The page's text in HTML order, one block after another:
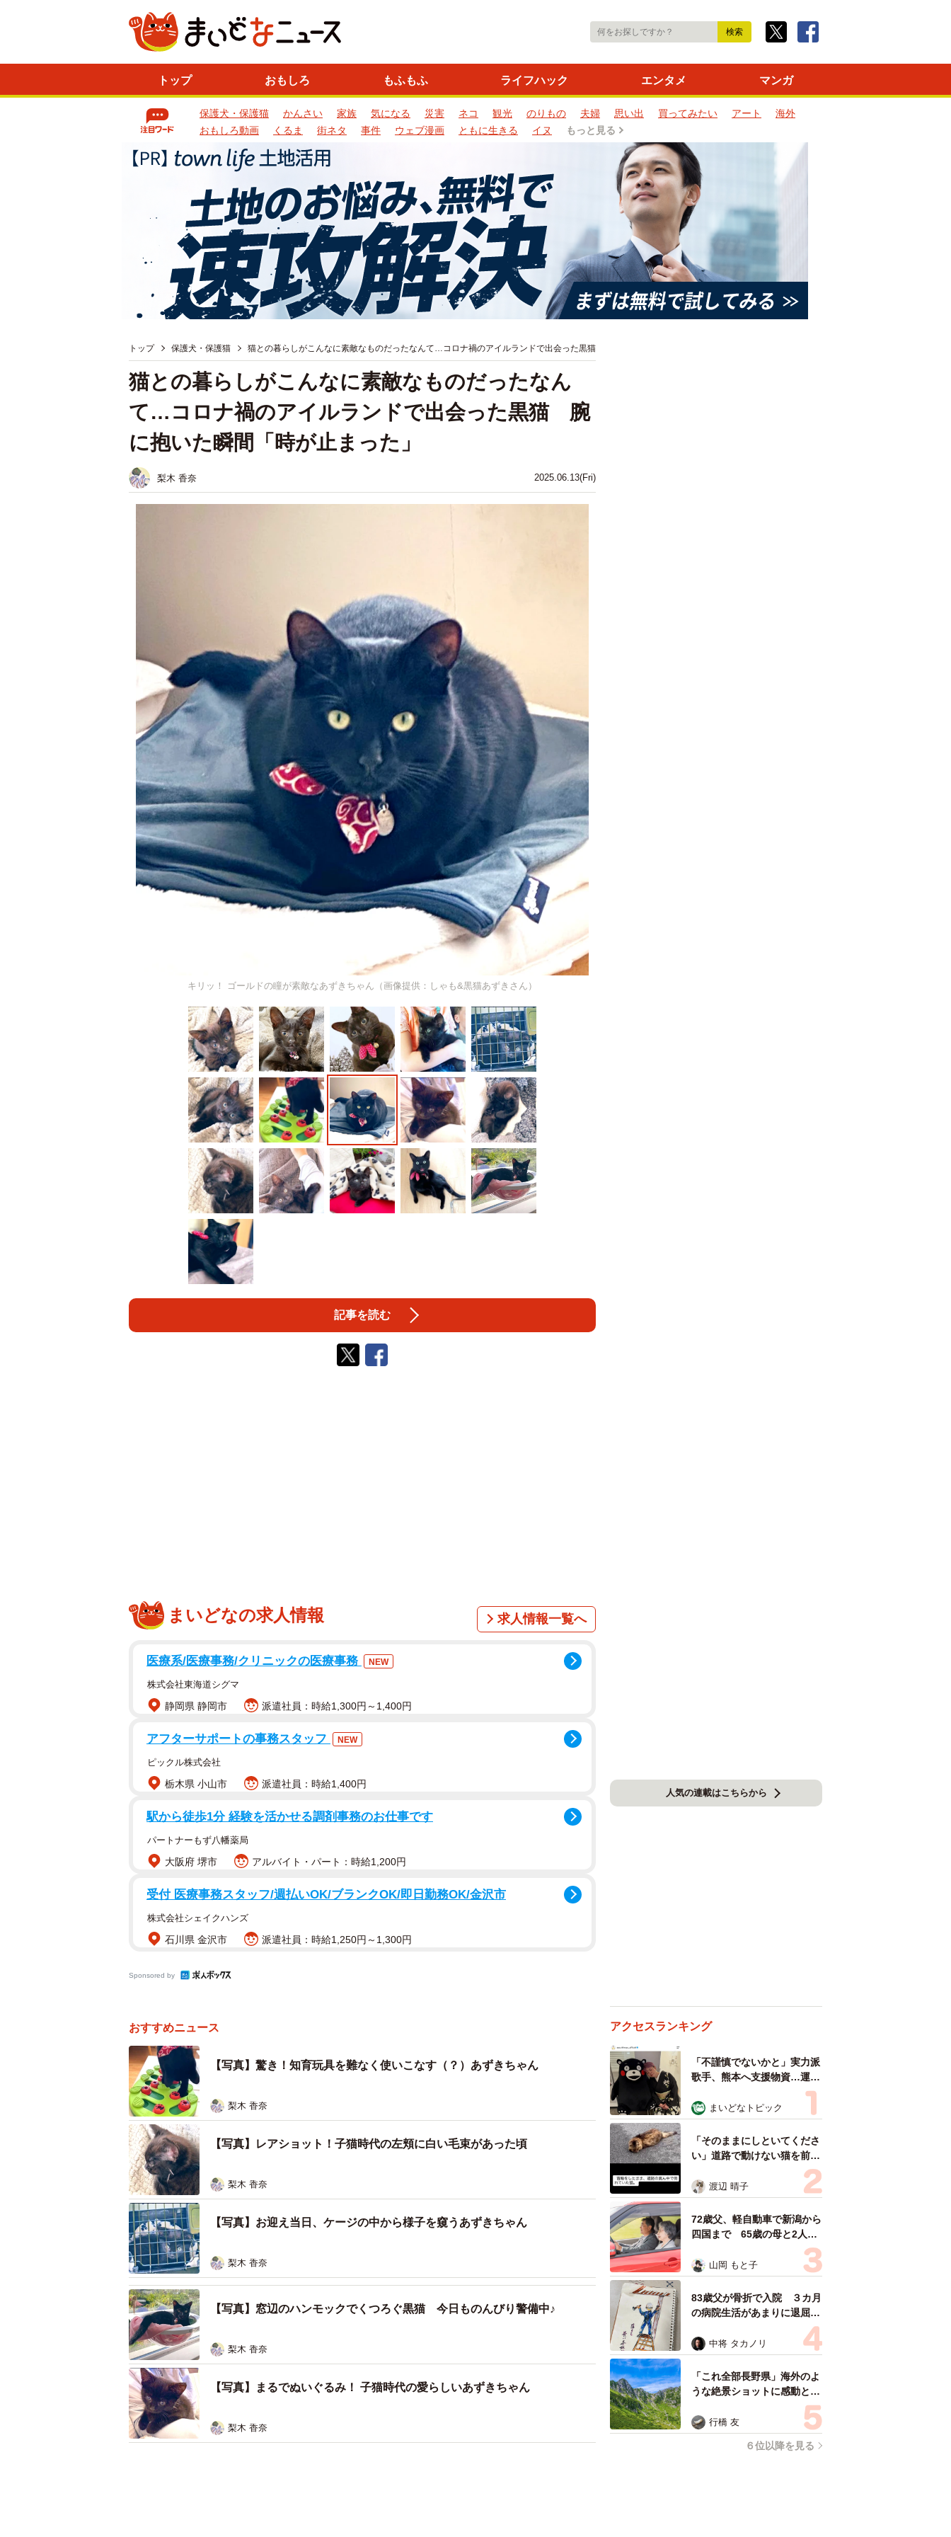
トップ おもしろ もふもふ ライフハック エンタメ マンガ
保護犬・保護猫 かんさい 家族 気になる 災害 ネコ 観光 のりもの 夫婦 思い出 買ってみたい アート
海外
おもしろ動画
くるま 街ネタ 事件 ウェブ漫画 ともに生きる イヌ もっと見る
トップ 保護犬・保護猫 猫との暮らしがこんなに素敵なものだったなんて…コロナ禍のアイルランドで出会った黒猫
2025.06.13(Fri)
猫との暮らしがこんなに素敵なものだったなん
て…コロナ禍のアイルランドで出会った黒猫 腕
に抱いた瞬間「時が止まった」
梨木 香奈
キリッ！ ゴールドの瞳が素敵なあずきちゃん（画像提供：しゃも&黒猫あずきさん）
記事を読む
まいどなの求人情報 求人情報一覧へ
医療系/医療事務/クリニックの医療事務 NEW
株式会社東海道シグマ
静岡県 静岡市 派遣社員：時給1,300円～1,400円
アフターサポートの事務スタッフ NEW
ピックル株式会社
栃木県 小山市 派遣社員：時給1,400円
駅から徒歩1分 経験を活かせる調剤事務のお仕事です
パートナーもず八幡薬局
大阪府 堺市 アルバイト・パート：時給1,200円
受付 医療事務スタッフ/週払いOK/ブランクOK/即日勤務OK/金沢市
株式会社シェイクハンズ
石川県 金沢市 派遣社員：時給1,250円～1,300円
Sponsored by
おすすめニュース
【写真】驚き！知育玩具を難なく使いこなす（？）あずきちゃん
梨木 香奈
【写真】レアショット！子猫時代の左頬に白い毛束があった頃
梨木 香奈
【写真】お迎え当日、ケージの中から様子を窺うあずきちゃん
梨木 香奈
【写真】窓辺のハンモックでくつろぐ黒猫 今日ものんびり警備中♪
梨木 香奈
【写真】まるでぬいぐるみ！ 子猫時代の愛らしいあずきちゃん
梨木 香奈
人気の連載はこちらから
アクセスランキング
「不謹慎でないかと」実力派
歌手、熊本へ支援物資…運搬
トラックの車体デザインにた
めらい 「痛いほど伝わる」
「行動され立派」
まいどなトピック
「そのままにしといてくださ
い」道路で動けない猫を前に
返された一言… 懸命に生き
ようとした4日間 「命の重
さはみんな同じ」保護団体代
表の訴え
渡辺 晴子
72歳父、軽自動車で新潟から
四国まで 65歳の母と2人で
3泊4日の旅 パーキングの休
憩まで分刻み… 「大学生で
も組まねえよ！」
山岡 もと子
83歳父が骨折で入院 ３カ月
の病院生活があまりに退屈で
い！」→スケッチブックを見
た家族が仰天「これ、売れま
すよ…」
中将 タカノリ
「これ全部長野県」海外のよ
うな絶景ショットに感動と反
響「離れてからいいところだ
ったんだって気づいた」
行橋 友
６位以降を見る